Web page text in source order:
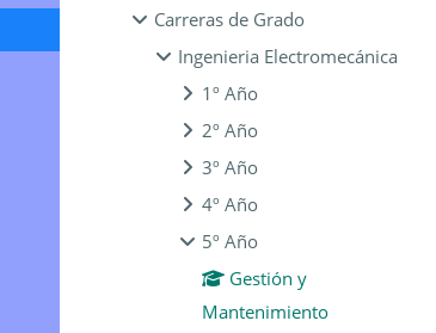
Carreras de Grado
Ingenieria Electromecánica
1º Año
2º Año
3º Año
4º Año
5º Año
Gestión y
Mantenimiento